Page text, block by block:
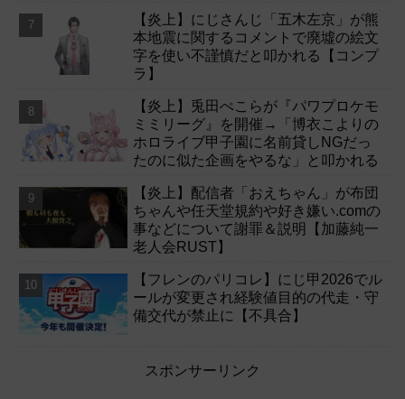
【炎上】にじさんじ「五木左京」が熊
本地震に関するコメントで廃墟の絵文
字を使い不謹慎だと叩かれる【コンプ
ラ】
【炎上】兎田ぺこらが『パワプロケモ
ミミリーグ』を開催→「博衣こよりの
ホロライブ甲子園に名前貸しNGだっ
たのに似た企画をやるな」と叩かれる
【炎上】配信者「おえちゃん」が布団
ちゃんや任天堂規約や好き嫌い.comの
事などについて謝罪＆説明【加藤純一
老人会RUST】
【フレンのパリコレ】にじ甲2026でル
ールが変更され経験値目的の代走・守
備交代が禁止に【不具合】
スポンサーリンク